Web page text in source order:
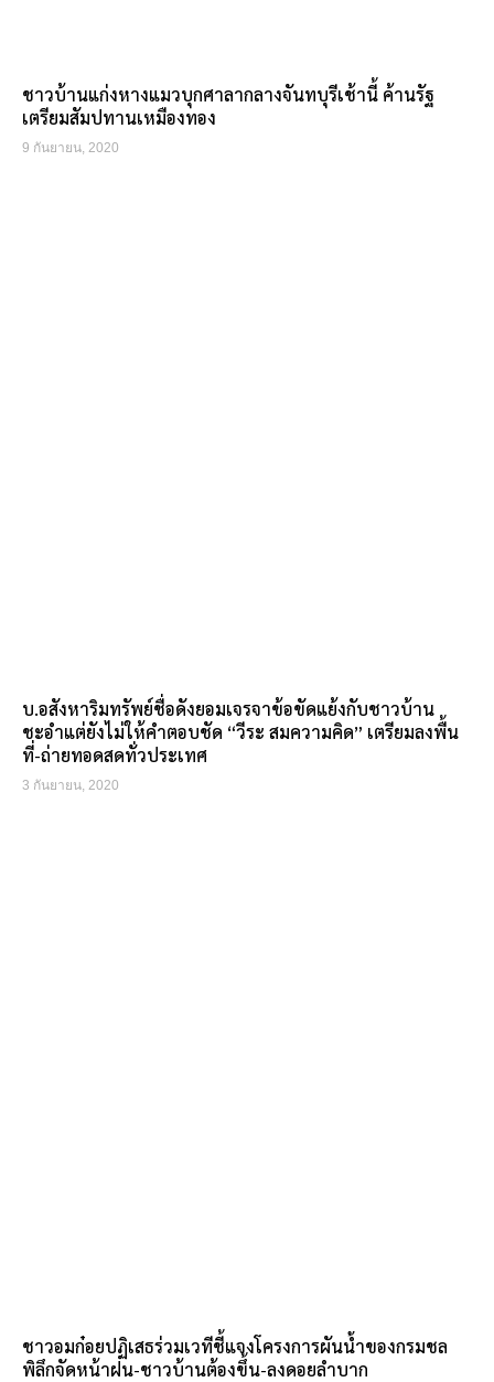
ชาวบ้านแก่งหางแมวบุกศาลากลางจันทบุรีเช้านี้ ค้านรัฐ
เตรียมสัมปทานเหมืองทอง
9 กันยายน, 2020
บ.อสังหาริมทรัพย์ชื่อดังยอมเจรจาข้อขัดแย้งกับชาวบ้าน
ชะอำแต่ยังไม่ให้คำตอบชัด “วีระ สมความคิด” เตรียมลงพื้น
ที่-ถ่ายทอดสดทั่วประเทศ
3 กันยายน, 2020
ชาวอมก๋อยปฏิเสธร่วมเวทีชี้แจงโครงการผันน้ำของกรมชล
พิลึกจัดหน้าฝน-ชาวบ้านต้องขึ้น-ลงดอยลำบาก